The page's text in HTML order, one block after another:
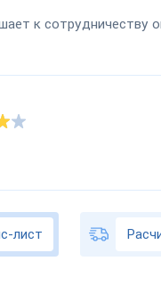
к сотрудничеству
лист